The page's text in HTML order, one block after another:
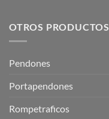
OTROS PRODUCTOS
Pendones
Portapendones
Rompetraficos